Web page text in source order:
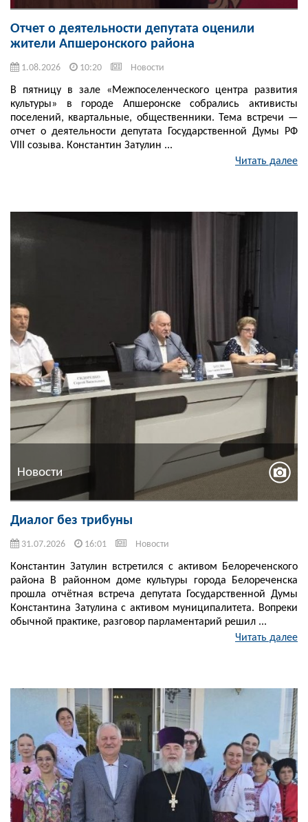
Отчет о деятельности депутата оценили
жители Апшеронского района
1.08.2026 10:20 Новости
В пятницу в зале «Межпоселенческого центра развития
культуры» в городе Апшеронске собрались активисты
поселений, квартальные, общественники. Тема встречи —
отчет о деятельности депутата Государственной Думы РФ
VIII созыва. Константин Затулин ...
Читать далее
Новости
Диалог без трибуны
31.07.2026 16:01 Новости
Константин Затулин встретился с активом Белореченского
района В районном доме культуры города Белореченска
прошла отчётная встреча депутата Государственной Думы
Константина Затулина с активом муниципалитета. Вопреки
обычной практике, разговор парламентарий решил ...
Читать далее